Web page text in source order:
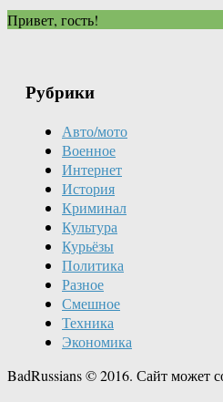
Привет, гость!
Рубрики
Авто/мото
Военное
Интернет
История
Криминал
Культура
Курьёзы
Политика
Разное
Смешное
Техника
Экономика
BadRussians © 2016. Сайт может